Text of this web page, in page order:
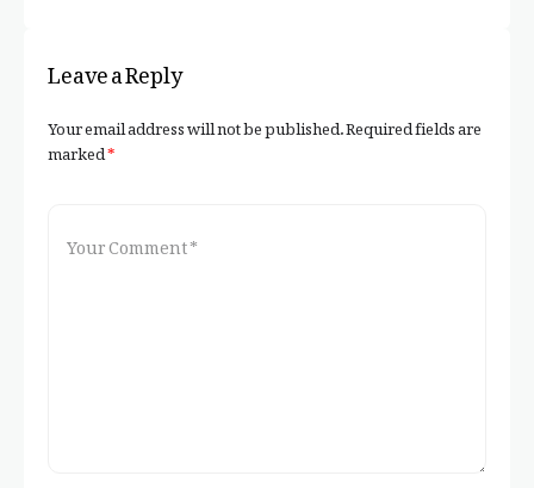
Leave a Reply
Your email address will not be published.Required fields are
marked*